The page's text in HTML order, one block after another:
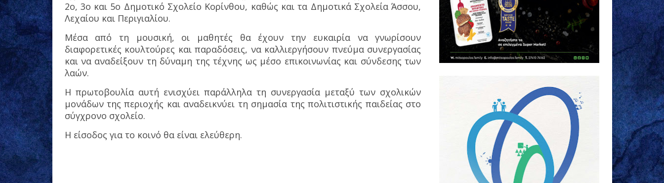
2ο, 3ο και 5ο Δημοτικό Σχολείο Κορίνθου, καθώς και τα Δημοτικά Σχολεία Άσσου,
Λεχαίου και Περιγιαλίου.
Μέσα από τη μουσική, οι μαθητές θα έχουν την ευκαιρία να γνωρίσουν
διαφορετικές κουλτούρες και παραδόσεις, να καλλιεργήσουν πνεύμα συνεργασίας
και να αναδείξουν τη δύναμη της τέχνης ως μέσο επικοινωνίας και σύνδεσης των
λαών.
Η πρωτοβουλία αυτή ενισχύει παράλληλα τη συνεργασία μεταξύ των σχολικών
μονάδων της περιοχής και αναδεικνύει τη σημασία της πολιτιστικής παιδείας στο
σύγχρονο σχολείο.
Η είσοδος για το κοινό θα είναι ελεύθερη.